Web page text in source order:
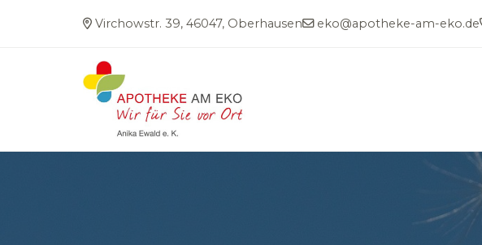
Virchowstr. 39, 46047, Oberhausen eko@apotheke-am-eko.de